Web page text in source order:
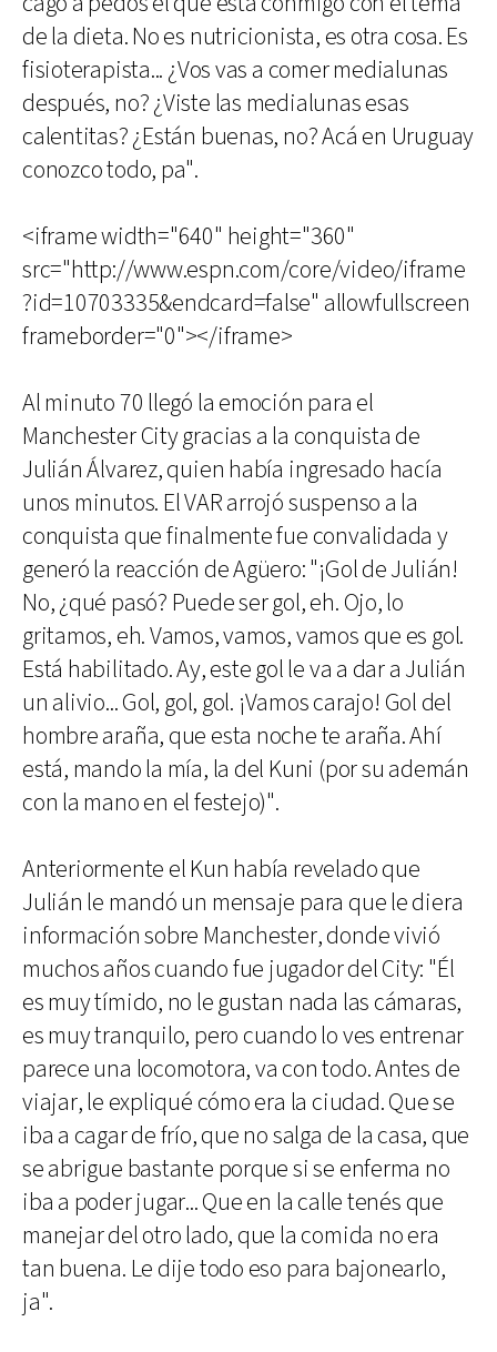
de la dieta. No es nutricionista, es otra cosa. Es
fisioterapista... ¿Vos vas a comer medialunas
después, no? ¿Viste las medialunas esas
calentitas? ¿Están buenas, no? Acá en Uruguay
conozco todo, pa".
<iframe width="640" height="360"
src="http://www.espn.com/core/video/iframe
?id=10703335&endcard=false" allowfullscreen
frameborder="0"></iframe>
Al minuto 70 llegó la emoción para el
Manchester City gracias a la conquista de
Julián Álvarez, quien había ingresado hacía
unos minutos. El VAR arrojó suspenso a la
conquista que finalmente fue convalidada y
generó la reacción de Agüero: "¡Gol de Julián!
No, ¿qué pasó? Puede ser gol, eh. Ojo, lo
gritamos, eh. Vamos, vamos, vamos que es gol.
Está habilitado. Ay, este gol le va a dar a Julián
un alivio... Gol, gol, gol. ¡Vamos carajo! Gol del
hombre araña, que esta noche te araña. Ahí
está, mando la mía, la del Kuni (por su ademán
con la mano en el festejo)".
Anteriormente el Kun había revelado que
Julián le mandó un mensaje para que le diera
información sobre Manchester, donde vivió
muchos años cuando fue jugador del City: "Él
es muy tímido, no le gustan nada las cámaras,
es muy tranquilo, pero cuando lo ves entrenar
parece una locomotora, va con todo. Antes de
viajar, le expliqué cómo era la ciudad. Que se
iba a cagar de frío, que no salga de la casa, que
se abrigue bastante porque si se enferma no
iba a poder jugar... Que en la calle tenés que
manejar del otro lado, que la comida no era
tan buena. Le dije todo eso para bajonearlo,
ja".